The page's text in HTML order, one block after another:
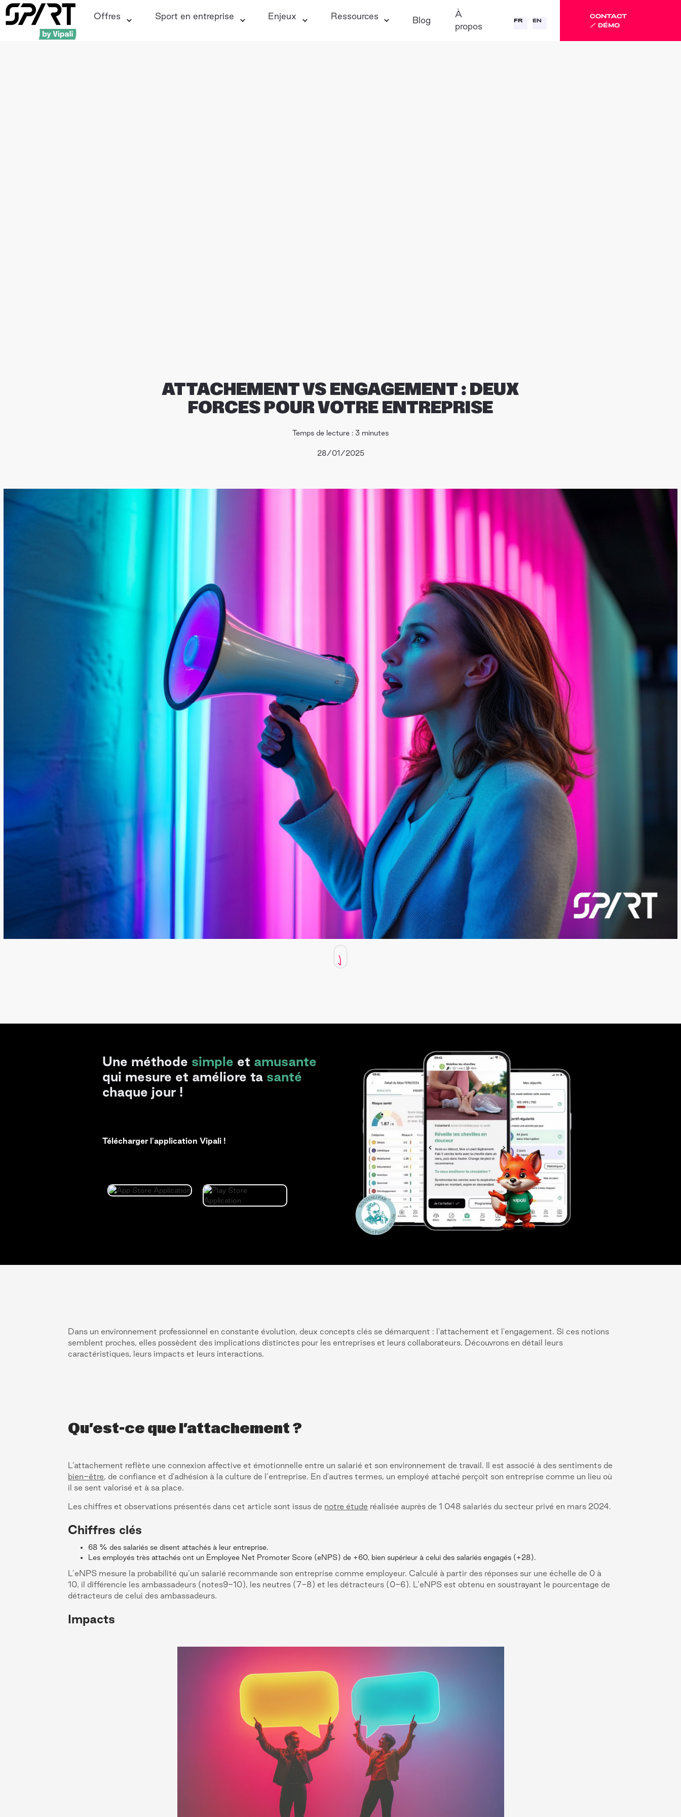
Offres Sport en entreprise Enjeux Ressources Blog
À
propos
FR EN
CONTACT
/ DÉMO
ATTACHEMENT VS ENGAGEMENT : DEUX
FORCES POUR VOTRE ENTREPRISE
Temps de lecture : 3 minutes
28/01/2025
Une méthode simple et amusante
qui mesure et améliore ta santé
chaque jour !
Télécharger l'application Vipali !
Dans un environnement professionnel en constante évolution, deux concepts clés se démarquent : l'attachement et l'engagement. Si ces notions
semblent proches, elles possèdent des implications distinctes pour les entreprises et leurs collaborateurs. Découvrons en détail leurs
caractéristiques, leurs impacts et leurs interactions.
Qu’est-ce que l’attachement ?
L’attachement reflète une connexion affective et émotionnelle entre un salarié et son environnement de travail. Il est associé à des sentiments de
bien-être, de confiance et d’adhésion à la culture de l’entreprise. En d'autres termes, un employé attaché perçoit son entreprise comme un lieu où
il se sent valorisé et à sa place.
Les chiffres et observations présentés dans cet article sont issus de notre étude réalisée auprès de 1 048 salariés du secteur privé en mars 2024.
Chiffres clés
68 % des salariés se disent attachés à leur entreprise.
Les employés très attachés ont un Employee Net Promoter Score (eNPS) de +60, bien supérieur à celui des salariés engagés (+28).
L’eNPS mesure la probabilité qu’un salarié recommande son entreprise comme employeur. Calculé à partir des réponses sur une échelle de 0 à
10, il différencie les ambassadeurs (notes9-10), les neutres (7-8) et les détracteurs (0-6). L’eNPS est obtenu en soustrayant le pourcentage de
détracteurs de celui des ambassadeurs.
Impacts